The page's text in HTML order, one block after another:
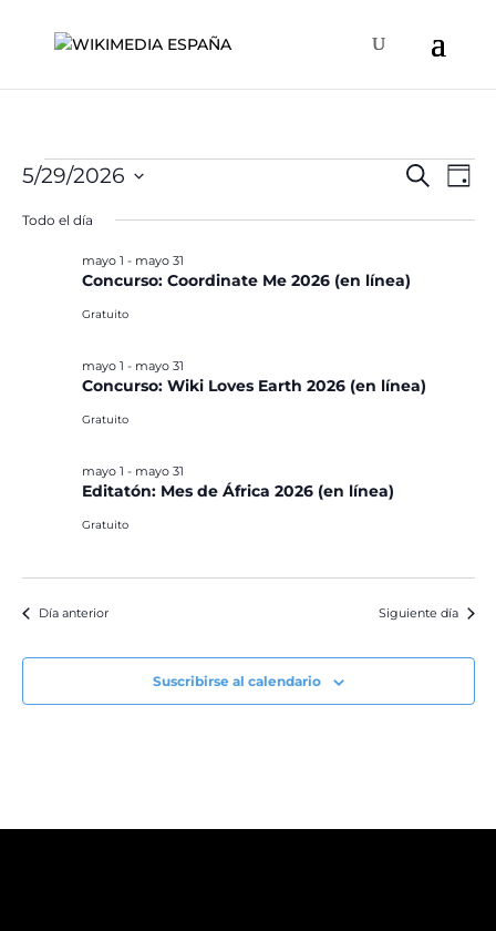
Eventos
en
2026
vistas
Buscar
de
Día
5/29/2026
la
Todo el día
Concurso: Coordinate Me 2026 (en línea)
mayo 1 - mayo 31
Gratuito
Concurso: Wiki Loves Earth 2026 (en línea)
mayo 1 - mayo 31
Gratuito
Editatón: Mes de África 2026 (en línea)
mayo 1 - mayo 31
Gratuito
Día anterior Siguiente día
Suscribirse al calendario